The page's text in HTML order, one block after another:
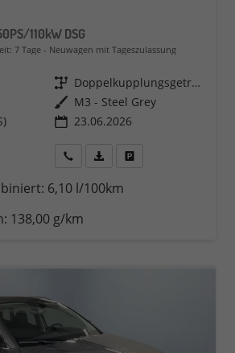
110kW DSG
7 Tage Neuwagen mit Tageszulassung
Getriebe
Doppelkupplungsgetriebe (DSG)
Außenfarbe M3 - Steel Grey
23.06.2026
Rückruf PDF-Datei, Fahrzeugexposé
6,10 l/100km
138,00 g/km